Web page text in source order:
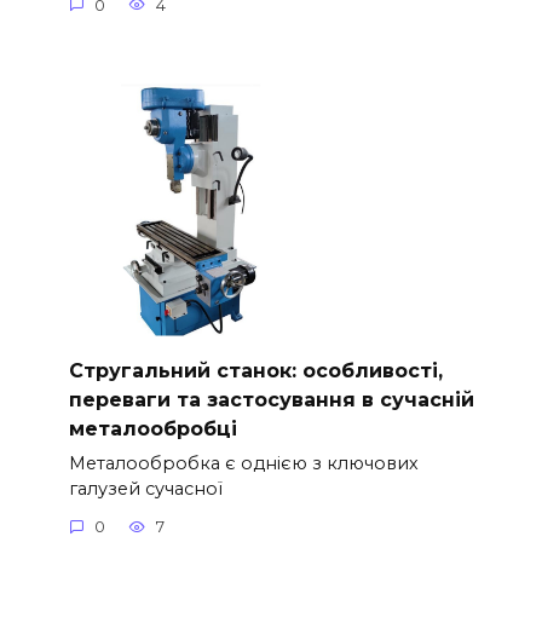
0 4
Стругальний станок: особливості,
переваги та застосування в сучасній
металообробці
Металообробка є однією з ключових
галузей сучасної
0 7